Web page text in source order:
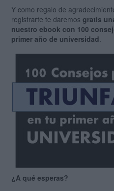
Y como regalo de
registrarte te daremosgratis
nuestro ebook con 100
primer año de universidad.
¿A qué esperas?